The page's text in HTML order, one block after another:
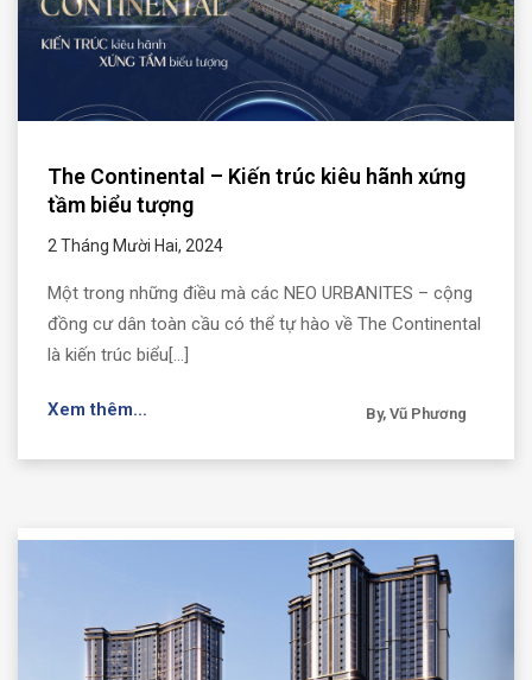
The Continental – Kiến trúc kiêu hãnh xứng
tầm biểu tượng
2 Tháng Mười Hai, 2024
Một trong những điều mà các NEO URBANITES – cộng
đồng cư dân toàn cầu có thể tự hào về The Continental
là kiến trúc biểu[...]
Xem thêm... By, Vũ Phương